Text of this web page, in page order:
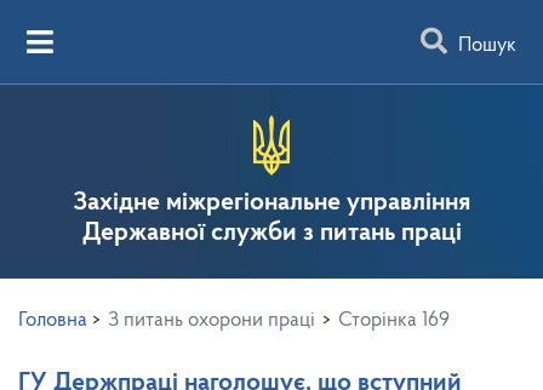
Пошук
Західне міжрегіональне управління
Державної служби з питань праці
Головна > З питань охорони праці > Сторінка 169
ГУ Держпраці наголошує, що вступний